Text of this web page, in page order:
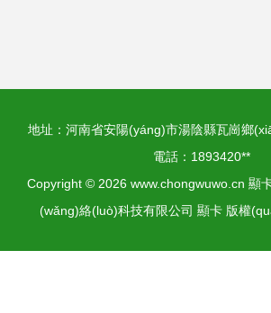
地址：河南省安陽(yáng)市湯陰縣瓦崗鄉
電話：1893420**
Copyright © 2026 www.chongwuwo.cn 顯
(wǎng)絡(luò)科技有限公司 顯卡版權